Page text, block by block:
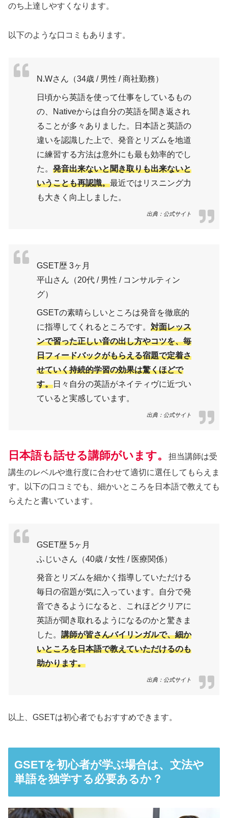
のち上達しやすくなります。
以下のような口コミもあります。
N.Wさん（34歳 / 男性 / 商社勤務）
日頃から英語を使って仕事をしているもの
の、Nativeからは自分の英語を聞き返され
ることが多々ありました。日本語と英語の
違いを認識した上で、発音とリズムを地道
に練習する方法は意外にも最も効率的でし
た。 発音出来ないと聞き取りも出来ないと
いうことも再認識。最近ではリスニング力
も大きく向上しました。
出典：公式サイト
GSET歴 3ヶ月
平山さん（20代 / 男性 / コンサルティン
グ）
GSETの素晴らしいところは発音を徹底的
に指導してくれるところです。 対面レッス
ンで習った正しい音の出し方やコツを、毎
日フィードバックがもらえる宿題で定着さ
せていく持続的学習の効果は驚くほどで
す。日々自分の英語がネイティヴに近づい
ていると実感しています。
出典：公式サイト
日本語も話せる講師がいます。
担当講師は受
講生のレベルや進行度に合わせて適切に選任してもらえま
す。以下の口コミでも、細かいところを日本語で教えても
らえたと書いています。
GSET歴 5ヶ月
ふじいさん（40歳 / 女性 / 医療関係）
発音とリズムを細かく指導していただける
毎日の宿題が気に入っています。自分で発
音できるようになると、これほどクリアに
英語が聞き取れるようになるのかと驚きま
した。 講師が皆さんバイリンガルで、細か
いところを日本語で教えていただけるのも
助かります。
出典：公式サイト
以上、GSETは初心者でもおすすめできます。
GSETを初心者が学ぶ場合は、文法や
単語を独学する必要あるか？